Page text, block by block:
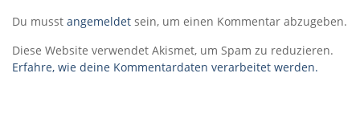
Du musst angemeldet sein, um einen Kommentar abzugeben.
Diese Website verwendet Akismet, um Spam zu reduzieren.
Erfahre, wie deine Kommentardaten verarbeitet werden.